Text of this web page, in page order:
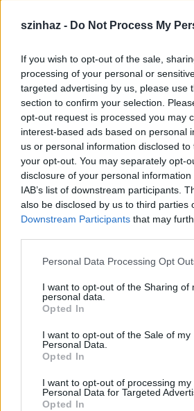
szinhaz - Do Not Process My
If you wish to opt-out of the sale,
processing of your personal or
targeted advertising by us, please use
section to confirm your selection.
opt-out request is processed you may
interest-based ads based on personal
us or personal information disclosed
your opt-out. You may separately opt-
disclosure of your personal
IAB’s list of downstream participants.
also be disclosed by us to third parties
Downstream Participants that may
Please note that this website/app uses
not limited to your visit or usage
grant or deny consent to Google and
use your data for below specified
consent section.
Personal Data Processing Opt
I want to opt-out of the Sharing of
personal data.
Opted In
I want to opt-out of the Sale of my
Personal Data.
Opted In
I want to opt-out of processing my
Personal Data for Targeted
Opted In